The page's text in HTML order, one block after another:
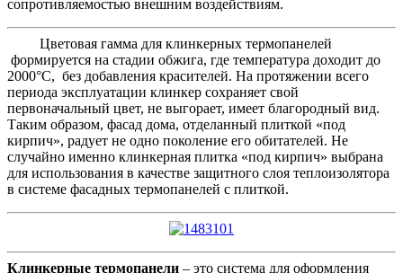
сопротивляемостью внешним воздействиям.
Цветовая гамма для клинкерных термопанелей
формируется на стадии обжига, где температура доходит до
2000°С, без добавления красителей. На протяжении всего
периода эксплуатации клинкер сохраняет свой
первоначальный цвет, не выгорает, имеет благородный вид.
Таким образом, фасад дома, отделанный плиткой «под
кирпич», радует не одно поколение его обитателей. Не
случайно именно клинкерная плитка «под кирпич» выбрана
для использования в качестве защитного слоя теплоизолятора
в системе фасадных термопанелей с плиткой.
Клинкерные термопанели – это система для оформления